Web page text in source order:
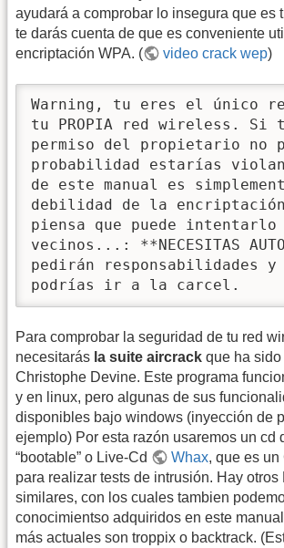
ayudará a comprobar lo insegura que es
te darás cuenta de que es conveniente
encriptación WPA. (
video crack wep)
Warning, tu eres el único
tu PROPIA red wireless.
permiso del propietario no
probabilidad estarías
de este manual es
debilidad de la
piensa que puede
vecinos...: **NECESITAS
pedirán responsabilidades
podrías ir a la carcel.
Para comprobar la seguridad de tu red
necesitarás la suite aircrack que ha
Christophe Devine. Este programa
y en linux, pero algunas de sus
disponibles bajo windows (inyección de
ejemplo) Por esta razón usaremos un cd
“bootable” o Live-Cd
Whax, que es
para realizar tests de intrusión. Hay otros
similares, con los cuales tambien
conocimientso adquiridos en este
más actuales son troppix o backtrack.